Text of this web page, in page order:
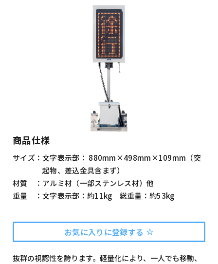
商品仕様
サイズ：文字表示部： 880mm×498mm×109mm（突
起物、差込金具含まず）
材質 ： アルミ材（一部ステンレス材）他
重量 ：文字表示部：約11kg 総重量：約53kg
お気に入りに登録する
抜群の視認性を誇ります。軽量化により、一人でも移動、